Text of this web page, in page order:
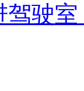
驶